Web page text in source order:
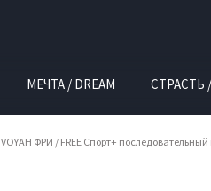
МЕЧТА / DREAM СТРАСТЬ /
VOYAH ФРИ / FREE Спорт+